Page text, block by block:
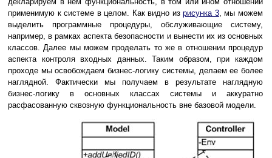
применимую к системе в целом. Как видно изрисунка 3, мы можем
выделить программные процедуры, обслуживающие систему,
например, в рамках аспекта безопасности и вынести их из основных
классов. Далее мы можем проделать то же в отношении процедур
аспекта контроля входных данных. Таким образом, при каждом
проходе мы освобождаем бизнес-логику системы, делаем ее более
наглядной. Фактически мы получаем в результате наглядную
бизнес-логику в основных классах системы и аккуратно
расфасованную сквозную функциональность вне базовой модели.